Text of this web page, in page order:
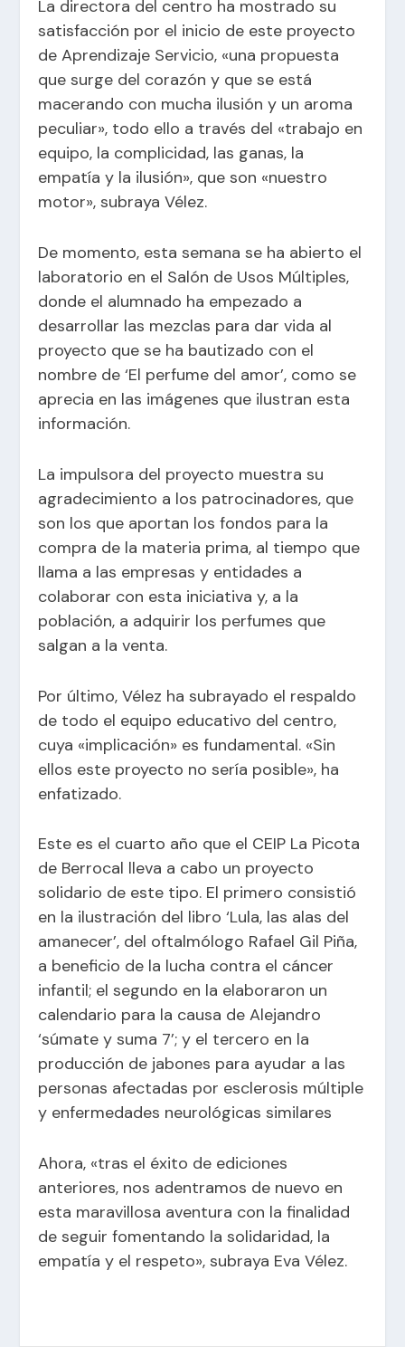
La directora del centro ha mostrado su
satisfacción por el inicio de este proyecto
de Aprendizaje Servicio, «una propuesta
que surge del corazón y que se está
macerando con mucha ilusión y un aroma
peculiar», todo ello a través del «trabajo en
equipo, la complicidad, las ganas, la
empatía y la ilusión», que son «nuestro
motor», subraya Vélez.
De momento, esta semana se ha abierto el
laboratorio en el Salón de Usos Múltiples,
donde el alumnado ha empezado a
desarrollar las mezclas para dar vida al
proyecto que se ha bautizado con el
nombre de ‘El perfume del amor’, como se
aprecia en las imágenes que ilustran esta
información.
La impulsora del proyecto muestra su
agradecimiento a los patrocinadores, que
son los que aportan los fondos para la
compra de la materia prima, al tiempo que
llama a las empresas y entidades a
colaborar con esta iniciativa y, a la
población, a adquirir los perfumes que
salgan a la venta.
Por último, Vélez ha subrayado el respaldo
de todo el equipo educativo del centro,
cuya «implicación» es fundamental. «Sin
ellos este proyecto no sería posible», ha
enfatizado.
Este es el cuarto año que el CEIP La Picota
de Berrocal lleva a cabo un proyecto
solidario de este tipo. El primero consistió
en la ilustración del libro ‘Lula, las alas del
amanecer’, del oftalmólogo Rafael Gil Piña,
a beneficio de la lucha contra el cáncer
infantil; el segundo en la elaboraron un
calendario para la causa de Alejandro
‘súmate y suma 7’; y el tercero en la
producción de jabones para ayudar a las
personas afectadas por esclerosis múltiple
y enfermedades neurológicas similares
Ahora, «tras el éxito de ediciones
anteriores, nos adentramos de nuevo en
esta maravillosa aventura con la finalidad
de seguir fomentando la solidaridad, la
empatía y el respeto», subraya Eva Vélez.